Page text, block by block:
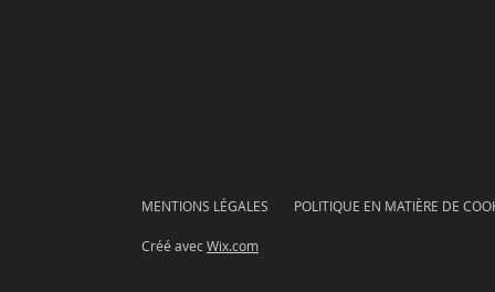
MENTIONS LÉGALES POLITIQUE EN MATIÈRE DE
Créé avecWix.com